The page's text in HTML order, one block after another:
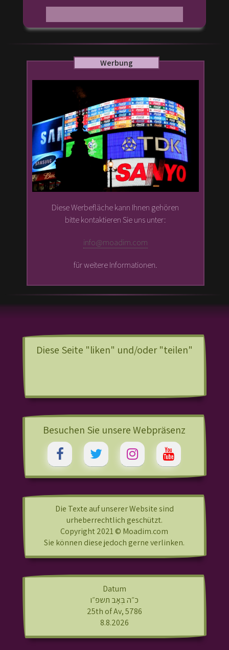
Werbung
Diese Werbefläche kann Ihnen gehören
bitte kontaktieren Sie uns unter:
info@moadim.com
für weitere Informationen.
Diese Seite "liken" und/oder "teilen"
Besuchen Sie unsere Webpräsenz
Die Texte auf unserer Website sind
urheberrechtlich geschützt.
Copyright 2021 © Moadim.com
Sie können diese jedoch gerne verlinken.
Datum
כ״ה בְּאָב תשפ״ו
25th of Av, 5786
8.8.2026